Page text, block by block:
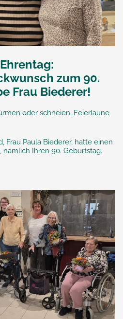
zum 90.
Frau Biederer!
oder schneien…Feierlaune
Frau Paula Biederer, hatte einen
Ihren 90. Geburtstag.